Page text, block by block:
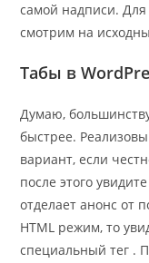
самой надписи.
смотрим на
Табы в
Думаю,
быстрее.
вариант, если
после этого
отделает анонс от
HTML режим, то
специальный тег .